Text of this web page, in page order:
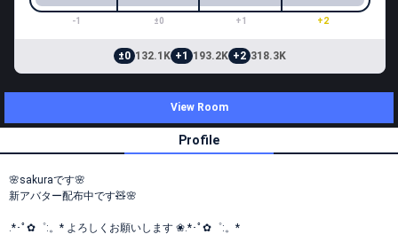
-1 ±0 +1 +2
±0 132.1K +1 193.2K +2 318.3K
View Room
Profile
🌸sakuraです🌸
新アバター配布中です🧸🌸
.*･ﾟ✿゜:。* よろしくお願いします ❀.*･ﾟ✿゜:。*